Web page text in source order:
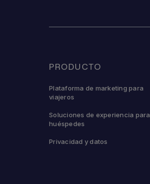
PRODUCTO
Plataforma de marketing para
viajeros
Soluciones de experiencia para
huéspedes
Privacidad y datos